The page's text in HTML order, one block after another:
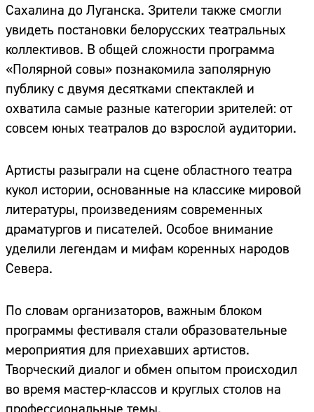
Сахалина до Луганска. Зрители также смогли
увидеть постановки белорусских театральных
коллективов. В общей сложности программа
«Полярной совы» познакомила заполярную
публику с двумя десятками спектаклей и
охватила самые разные категории зрителей: от
совсем юных театралов до взрослой аудитории.
Артисты разыграли на сцене областного театра
кукол истории, основанные на классике мировой
литературы, произведениям современных
драматургов и писателей. Особое внимание
уделили легендам и мифам коренных народов
Севера.
По словам организаторов, важным блоком
программы фестиваля стали образовательные
мероприятия для приехавших артистов.
Творческий диалог и обмен опытом происходил
во время мастер-классов и круглых столов на